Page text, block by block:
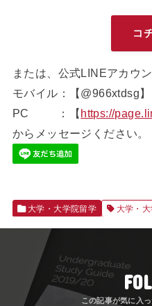
コ
または、公式LINEアカウ
モバイル：【@966xtdsg】
PC ：【https://
からメッセージください。
大学・大学院留学 大学・